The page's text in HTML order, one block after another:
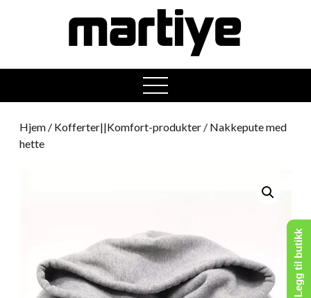
open
menu
Hjem / Kofferter||Komfort-produkter / Nakkepute med
hette
Legg til butikk